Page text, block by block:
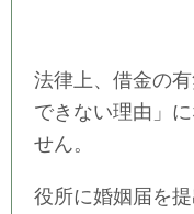
法律上、借金の
できない理由」
せん。
役所に婚姻届を